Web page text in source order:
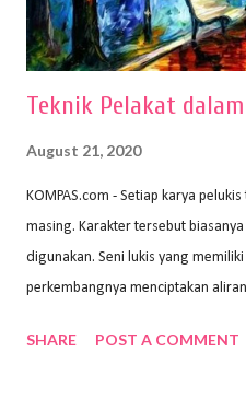
menggunakan pen...
Teknik Pelakat
August 21, 2020
KOMPAS.com - Setiap karya
masing. Karakter tersebut
digunakan. Seni lukis yang
perkembangnya menciptakan
Wayan Kun Adnyana, teknik yang
SHARE POST A COMMENT